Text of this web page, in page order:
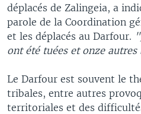
déplacés de Zalingeia, a
parole de la Coordination
et les déplacés au Darfour.
ont été tuées et onze autres
Le Darfour est souvent le
tribales, entre autres
territoriales et des